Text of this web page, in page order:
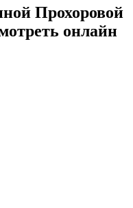
Прохоровой
онлайн